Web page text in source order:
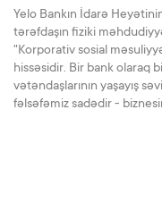
Yelo Bankın İdarə
tərəfdaşın fiziki
"Korporativ sosial
hissəsidir. Bir bank olaraq
vətəndaşlarının yaşayış
fəlsəfəmiz sadədir -